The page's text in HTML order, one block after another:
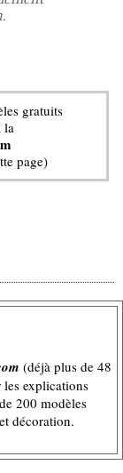
gratuits
la
page)
(déjà plus de 48
explications
200 modèles
décoration.